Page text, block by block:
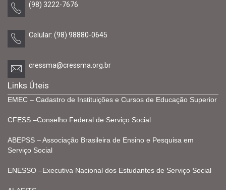
(98) 3222-7676
Celular: (98) 98880-0645
cressma@cressma.org.br
Links Úteis
EMEC – Cadastro de Instituições e Cursos de Educação Superior
CFESS –Conselho Federal de Serviço Social
ABEPSS – Associação Brasileira de Ensino e Pesquisa em
Serviço Social
ENESSO –Executiva Nacional dos Estudantes de Serviço Social